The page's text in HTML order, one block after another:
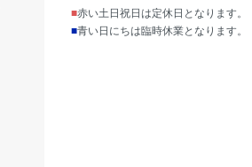
■赤い土日祝日は定休日となります。
■青い日にちは臨時休業となります。